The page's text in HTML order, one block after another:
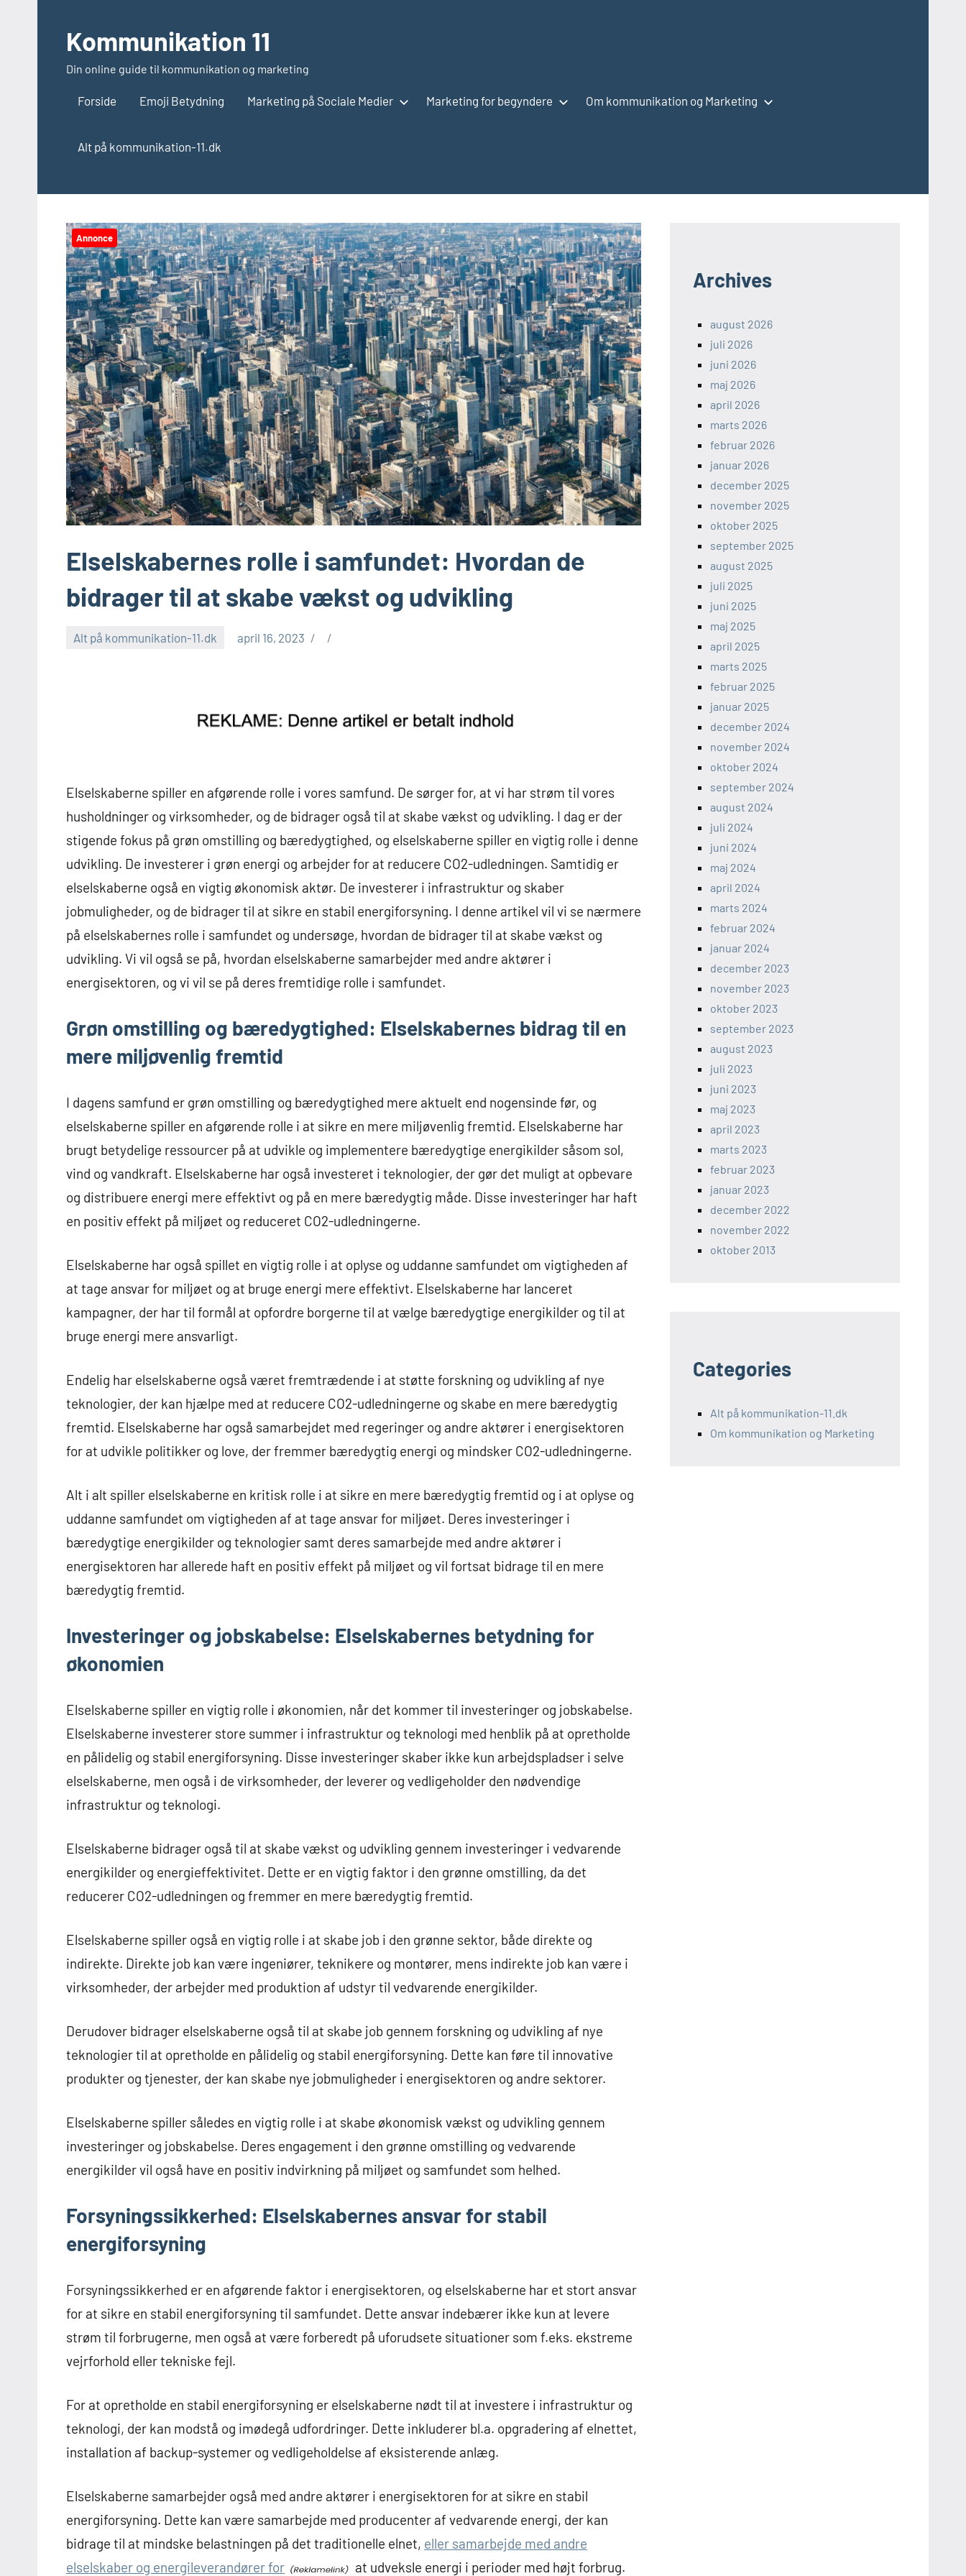
indholdKommunikation 11
Din online guide til kommunikation og marketing
Forside Emoji Betydning Marketing på Sociale Medier Marketing for begyndere Om kommunikation og Marketing
Alt på kommunikation-11.dk
Annonce
Elselskabernes rolle i samfundet: Hvordan de
bidrager til at skabe vækst og udvikling
Alt på kommunikation-11.dk april 16, 2023
Elselskaberne spiller en afgørende rolle i vores samfund. De sørger for, at vi har strøm til vores
husholdninger og virksomheder, og de bidrager også til at skabe vækst og udvikling. I dag er der
stigende fokus på grøn omstilling og bæredygtighed, og elselskaberne spiller en vigtig rolle i denne
udvikling. De investerer i grøn energi og arbejder for at reducere CO2-udledningen. Samtidig er
elselskaberne også en vigtig økonomisk aktør. De investerer i infrastruktur og skaber
jobmuligheder, og de bidrager til at sikre en stabil energiforsyning. I denne artikel vil vi se nærmere
på elselskabernes rolle i samfundet og undersøge, hvordan de bidrager til at skabe vækst og
udvikling. Vi vil også se på, hvordan elselskaberne samarbejder med andre aktører i
energisektoren, og vi vil se på deres fremtidige rolle i samfundet.
Grøn omstilling og bæredygtighed: Elselskabernes bidrag til en
mere miljøvenlig fremtid
I dagens samfund er grøn omstilling og bæredygtighed mere aktuelt end nogensinde før, og
elselskaberne spiller en afgørende rolle i at sikre en mere miljøvenlig fremtid. Elselskaberne har
brugt betydelige ressourcer på at udvikle og implementere bæredygtige energikilder såsom sol,
vind og vandkraft. Elselskaberne har også investeret i teknologier, der gør det muligt at opbevare
og distribuere energi mere effektivt og på en mere bæredygtig måde. Disse investeringer har haft
en positiv effekt på miljøet og reduceret CO2-udledningerne.
Elselskaberne har også spillet en vigtig rolle i at oplyse og uddanne samfundet om vigtigheden af
at tage ansvar for miljøet og at bruge energi mere effektivt. Elselskaberne har lanceret
kampagner, der har til formål at opfordre borgerne til at vælge bæredygtige energikilder og til at
bruge energi mere ansvarligt.
Endelig har elselskaberne også været fremtrædende i at støtte forskning og udvikling af nye
teknologier, der kan hjælpe med at reducere CO2-udledningerne og skabe en mere bæredygtig
fremtid. Elselskaberne har også samarbejdet med regeringer og andre aktører i energisektoren
for at udvikle politikker og love, der fremmer bæredygtig energi og mindsker CO2-udledningerne.
Alt i alt spiller elselskaberne en kritisk rolle i at sikre en mere bæredygtig fremtid og i at oplyse og
uddanne samfundet om vigtigheden af at tage ansvar for miljøet. Deres investeringer i
bæredygtige energikilder og teknologier samt deres samarbejde med andre aktører i
energisektoren har allerede haft en positiv effekt på miljøet og vil fortsat bidrage til en mere
bæredygtig fremtid.
Investeringer og jobskabelse: Elselskabernes betydning for
økonomien
Elselskaberne spiller en vigtig rolle i økonomien, når det kommer til investeringer og jobskabelse.
Elselskaberne investerer store summer i infrastruktur og teknologi med henblik på at opretholde
en pålidelig og stabil energiforsyning. Disse investeringer skaber ikke kun arbejdspladser i selve
elselskaberne, men også i de virksomheder, der leverer og vedligeholder den nødvendige
infrastruktur og teknologi.
Elselskaberne bidrager også til at skabe vækst og udvikling gennem investeringer i vedvarende
energikilder og energieffektivitet. Dette er en vigtig faktor i den grønne omstilling, da det
reducerer CO2-udledningen og fremmer en mere bæredygtig fremtid.
Elselskaberne spiller også en vigtig rolle i at skabe job i den grønne sektor, både direkte og
indirekte. Direkte job kan være ingeniører, teknikere og montører, mens indirekte job kan være i
virksomheder, der arbejder med produktion af udstyr til vedvarende energikilder.
Derudover bidrager elselskaberne også til at skabe job gennem forskning og udvikling af nye
teknologier til at opretholde en pålidelig og stabil energiforsyning. Dette kan føre til innovative
produkter og tjenester, der kan skabe nye jobmuligheder i energisektoren og andre sektorer.
Elselskaberne spiller således en vigtig rolle i at skabe økonomisk vækst og udvikling gennem
investeringer og jobskabelse. Deres engagement i den grønne omstilling og vedvarende
energikilder vil også have en positiv indvirkning på miljøet og samfundet som helhed.
Forsyningssikkerhed: Elselskabernes ansvar for stabil
energiforsyning
Forsyningssikkerhed er en afgørende faktor i energisektoren, og elselskaberne har et stort ansvar
for at sikre en stabil energiforsyning til samfundet. Dette ansvar indebærer ikke kun at levere
strøm til forbrugerne, men også at være forberedt på uforudsete situationer som f.eks. ekstreme
vejrforhold eller tekniske fejl.
For at opretholde en stabil energiforsyning er elselskaberne nødt til at investere i infrastruktur og
teknologi, der kan modstå og imødegå udfordringer. Dette inkluderer bl.a. opgradering af elnettet,
installation af backup-systemer og vedligeholdelse af eksisterende anlæg.
Elselskaberne samarbejder også med andre aktører i energisektoren for at sikre en stabil
energiforsyning. Dette kan være samarbejde med producenter af vedvarende energi, der kan
bidrage til at mindske belastningen på det traditionelle elnet, eller samarbejde med andre
elselskaber og energileverandører for
at udveksle energi i perioder med højt forbrug.
Archives
august 2026
juli 2026
juni 2026
maj 2026
april 2026
marts 2026
februar 2026
januar 2026
december 2025
november 2025
oktober 2025
september 2025
august 2025
juli 2025
juni 2025
maj 2025
april 2025
marts 2025
februar 2025
januar 2025
december 2024
november 2024
oktober 2024
september 2024
august 2024
juli 2024
juni 2024
maj 2024
april 2024
marts 2024
februar 2024
januar 2024
december 2023
november 2023
oktober 2023
september 2023
august 2023
juli 2023
juni 2023
maj 2023
april 2023
marts 2023
februar 2023
januar 2023
december 2022
november 2022
oktober 2013
Categories
Alt på kommunikation-11.dk
Om kommunikation og Marketing